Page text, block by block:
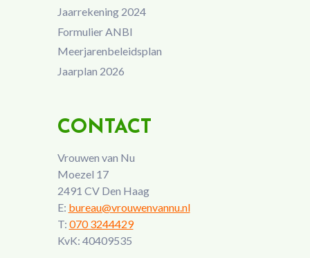
Jaarrekening 2024
Formulier ANBI
Meerjarenbeleidsplan
Jaarplan 2026
CONTACT
Vrouwen van Nu
Moezel 17
2491 CV Den Haag
E: bureau@vrouwenvannu.nl
T: 070 3244429
KvK: 40409535